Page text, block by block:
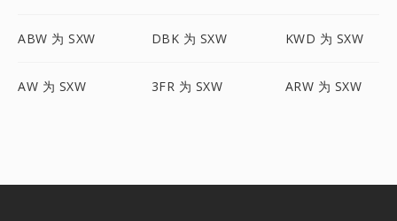
ABW 为 SXW DBK 为 SXW KWD 为 SXW
AW 为 SXW 3FR 为 SXW ARW 为 SXW